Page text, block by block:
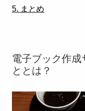
5. まとめ
電子ブック作成
ととは？